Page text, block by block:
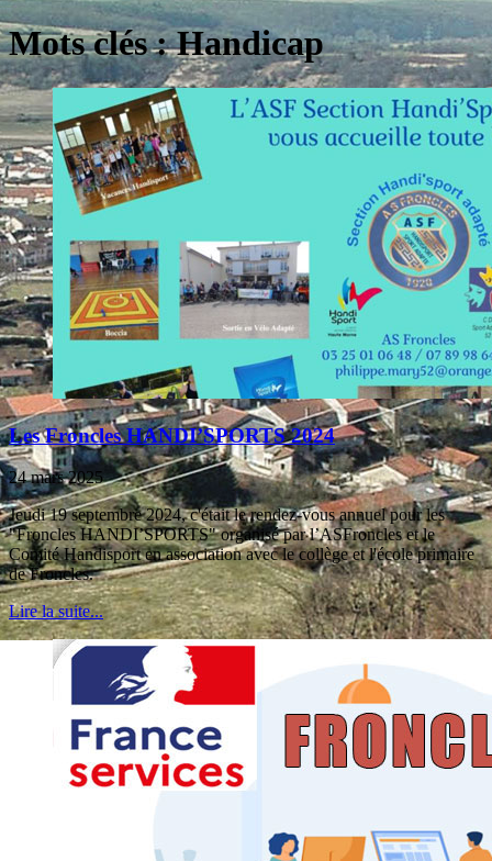
Mots clés : Handicap
Les Froncles HANDI’SPORTS 2024
24 mars 2025
Jeudi 19 septembre 2024, c'était le rendez-vous annuel pour les
"Froncles HANDI’SPORTS" organisé par l’ASFroncles et le
Comité Handisport en association avec le collège et l'école primaire
de Froncles.
Lire la suite...